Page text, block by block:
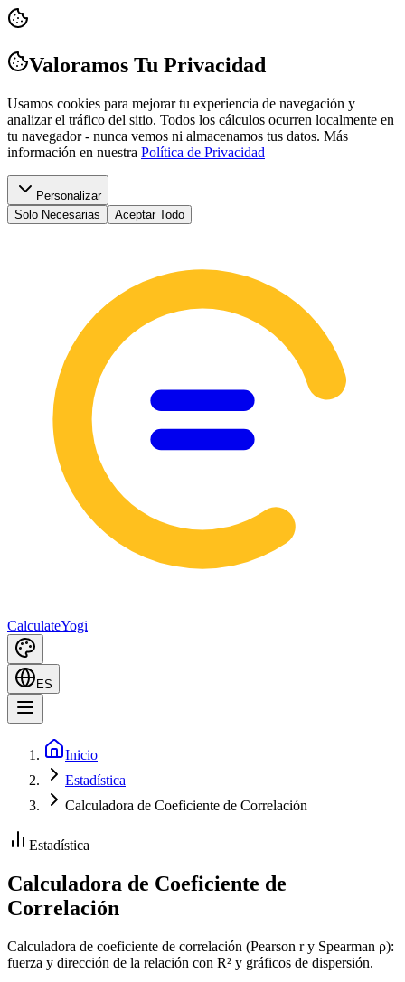
Valoramos Tu Privacidad
Usamos cookies para mejorar tu experiencia de navegación y
analizar el tráfico del sitio. Todos los cálculos ocurren localmente en
tu navegador - nunca vemos ni almacenamos tus datos. Más
información en nuestra Política de Privacidad
Personalizar
Solo Necesarias
Aceptar Todo
CalculateYogi
ES
Inicio
Estadística
Calculadora de Coeficiente de Correlación
Estadística
Calculadora de Coeficiente de
Correlación
Calculadora de coeficiente de correlación (Pearson r y Spearman ρ):
fuerza y dirección de la relación con R² y gráficos de dispersión.